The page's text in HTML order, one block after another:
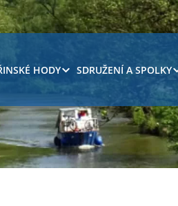
HODY SDRUŽENÍ A SPOLKY